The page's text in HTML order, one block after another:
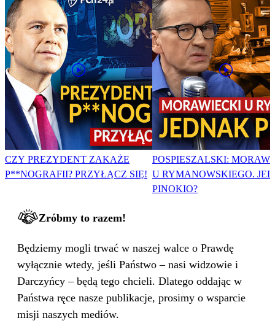
CZY PREZYDENT ZAKAŻE
P**NOGRAFII? PRZYŁĄCZ SIĘ!
POSPIESZALSKI:
U RYMANOWSKIEGO.
PINOKIO?
Zróbmy to razem!
Będziemy mogli trwać w naszej walce o Prawdę
wyłącznie wtedy, jeśli Państwo – nasi widzowie i
Darczyńcy – będą tego chcieli. Dlatego oddając w
Państwa ręce nasze publikacje, prosimy o wsparcie
misji naszych mediów.